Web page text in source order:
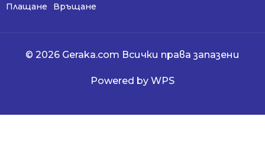
Плащане
Връщане
© 2026 Geraka.com Всички права запазени
Powered by WPS